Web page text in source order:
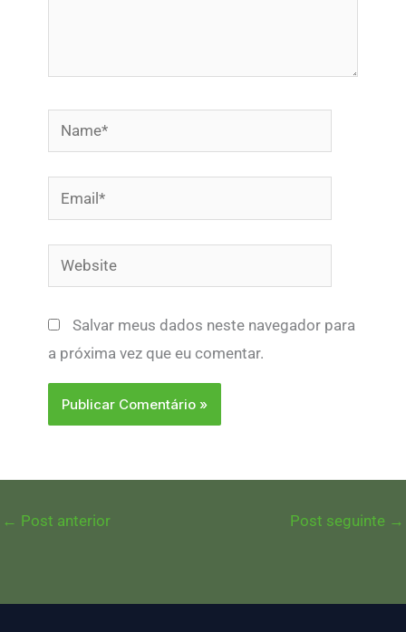
Name*
Email*
Website
Salvar meus dados neste navegador para
a próxima vez que eu comentar.
← Post anterior Post seguinte →